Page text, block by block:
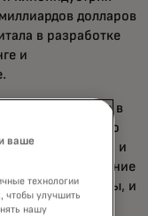
долларов
в разработке
и
понял, что в
бы регулярно
в 2020 году он и
офисное здание
Атланты, и
под названием
ваше
технологии
улучшить
нашу